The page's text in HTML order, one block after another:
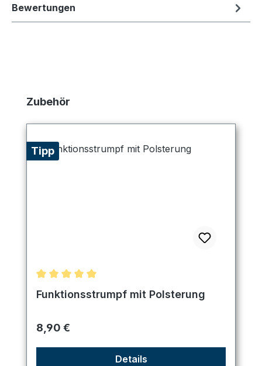
Bewertungen
Produktgalerie überspringen
Zubehör
Tipp
Durchschnittliche Bewertung von 5 von 5 Sternen
Funktionsstrumpf mit Polsterung
Regulärer Preis:
8,90 €
Details